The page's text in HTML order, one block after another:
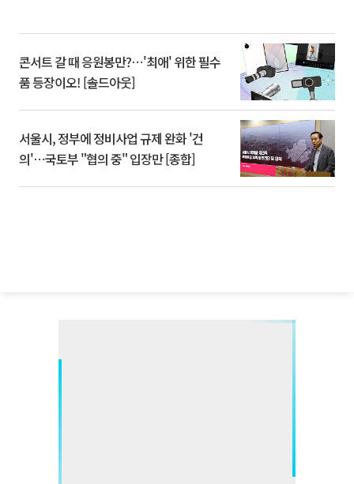
콘서트 갈 때 응원봉만?⋯'최애' 위한 필수
품 등장이오! [솔드아웃]
서울시, 정부에 정비사업 규제 완화 '건
의'⋯국토부 "협의 중" 입장만 [종합]